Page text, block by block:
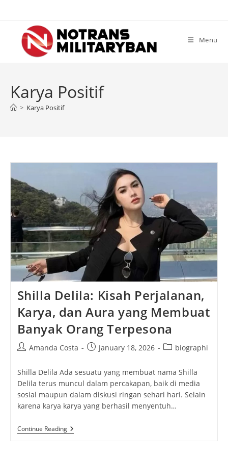
content
Menu
Karya Positif
> Karya Positif
Shilla Delila: Kisah Perjalanan,
Karya, dan Aura yang Membuat
Banyak Orang Terpesona
PostAmanda Costa
PostJanuary 18, 2026
Postbiographi
Shilla Delila Ada sesuatu yang membuat nama Shilla
Delila terus muncul dalam percakapan, baik di media
sosial maupun dalam diskusi ringan sehari hari. Selain
karena karya karya yang berhasil menyentuh…
Continue ReadingShilla
Delila: